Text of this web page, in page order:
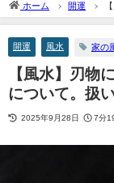
ホーム 開運
い方で運気が下がるので
開運 風水 家の
【風水】刃物
について。扱
2025年9月28日 7分